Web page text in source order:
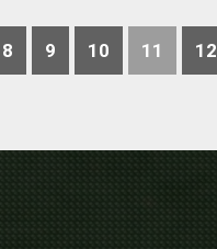
8 9 10 11 12